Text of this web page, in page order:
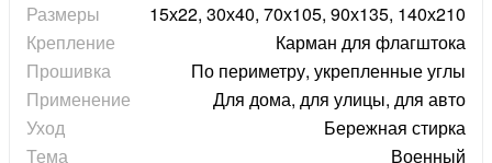
Размеры
15х22, 30х40, 70х105, 90х135, 140х210
Крепление
Карман для флагштока
Прошивка
По периметру, укрепленные углы
Применение
Для дома, для улицы, для авто
Уход
Бережная стирка
Тема
Военный